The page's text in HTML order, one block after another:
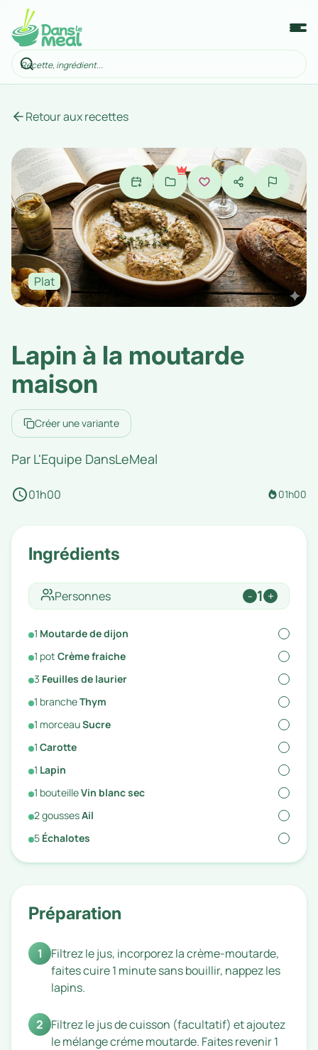
Retour aux recettes
Plat
Lapin à la moutarde
maison
Créer une variante
Par L'Equipe DansLeMeal
01h00 01h00
Ingrédients
Personnes - 1 +
1 Moutarde de dijon
1 pot Crème fraiche
3 Feuilles de laurier
1 brancheThym
1 morceauSucre
1 Carotte
1 Lapin
1 bouteilleVin blanc sec
2goussesAil
5 Échalotes
Préparation
1
Filtrez le jus, incorporez la crème-moutarde,
faites cuire 1 minute sans bouillir, nappez les
lapins.
2 Filtrez le jus de cuisson (facultatif) et ajoutez
le mélange créme moutarde. Faites revenir 1